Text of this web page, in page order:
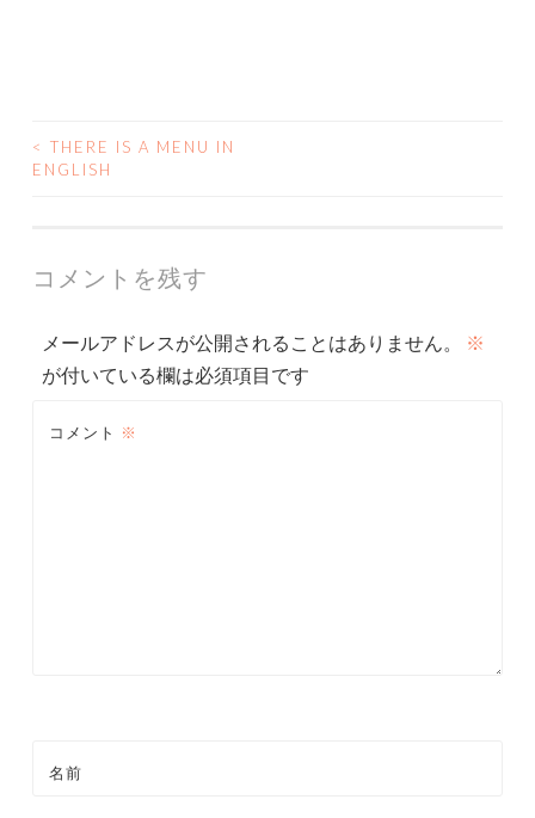
投
ゲ
< THERE IS A MENU IN
ENGLISH
コメントを残す
メールアドレスが公開されることはありません。
※
が付いている欄は必須項目です
コメント ※
名前